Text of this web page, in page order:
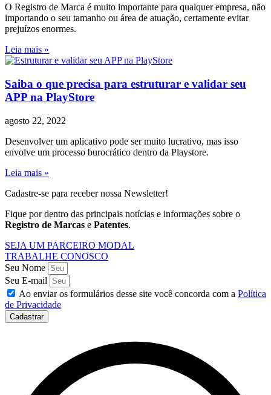
O Registro de Marca é muito importante para qualquer empresa, não
importando o seu tamanho ou área de atuação, certamente evitar
prejuízos enormes.
Leia mais »
Saiba o que precisa para estruturar e validar seu
APP na PlayStore
agosto 22, 2022
Desenvolver um aplicativo pode ser muito lucrativo, mas isso
envolve um processo burocrático dentro da Playstore.
Leia mais »
Cadastre-se para receber nossa Newsletter!
Fique por dentro das principais notícias e informações sobre o
Registro de Marcas e Patentes.
SEJA UM PARCEIRO MODAL
TRABALHE CONOSCO
Seu Nome
Seu E-mail
Ao enviar os formulários desse site você concorda com a Política
de Privacidade
Cadastrar